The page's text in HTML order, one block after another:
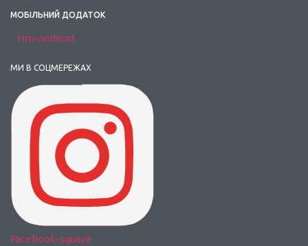
МОБІЛЬНИЙ ДОДАТОК
Hm-android
МИ В СОЦМЕРЕЖАХ
Facebook-square